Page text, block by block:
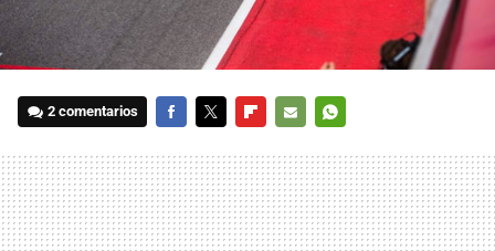
2 comentarios
MAIL